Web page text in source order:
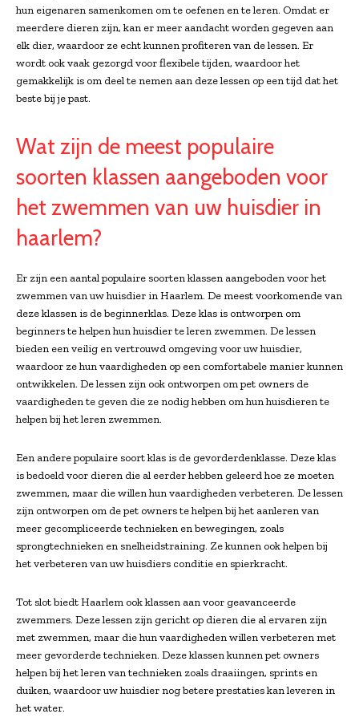
hun eigenaren samenkomen om te oefenen en te leren. Omdat er
meerdere dieren zijn, kan er meer aandacht worden gegeven aan
elk dier, waardoor ze echt kunnen profiteren van de lessen. Er
wordt ook vaak gezorgd voor flexibele tijden, waardoor het
gemakkelijk is om deel te nemen aan deze lessen op een tijd dat het
beste bij je past.
Wat zijn de meest populaire
soorten klassen aangeboden voor
het zwemmen van uw huisdier in
haarlem?
Er zijn een aantal populaire soorten klassen aangeboden voor het
zwemmen van uw huisdier in Haarlem. De meest voorkomende van
deze klassen is de beginnerklas. Deze klas is ontworpen om
beginners te helpen hun huisdier te leren zwemmen. De lessen
bieden een veilig en vertrouwd omgeving voor uw huisdier,
waardoor ze hun vaardigheden op een comfortabele manier kunnen
ontwikkelen. De lessen zijn ook ontworpen om pet owners de
vaardigheden te geven die ze nodig hebben om hun huisdieren te
helpen bij het leren zwemmen.
Een andere populaire soort klas is de gevorderdenklasse. Deze klas
is bedoeld voor dieren die al eerder hebben geleerd hoe ze moeten
zwemmen, maar die willen hun vaardigheden verbeteren. De lessen
zijn ontworpen om de pet owners te helpen bij het aanleren van
meer gecompliceerde technieken en bewegingen, zoals
sprongtechnieken en snelheidstraining. Ze kunnen ook helpen bij
het verbeteren van uw huisdiers conditie en spierkracht.
Tot slot biedt Haarlem ook klassen aan voor geavanceerde
zwemmers. Deze lessen zijn gericht op dieren die al ervaren zijn
met zwemmen, maar die hun vaardigheden willen verbeteren met
meer gevorderde technieken. Deze klassen kunnen pet owners
helpen bij het leren van technieken zoals draaiingen, sprints en
duiken, waardoor uw huisdier nog betere prestaties kan leveren in
het water.